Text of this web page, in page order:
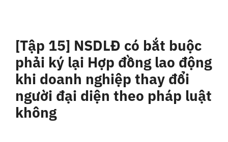
Chia Sẻ Chuyên Môn
Tin tức
Liên Hệ
[Tập 15] NSDLĐ có bắt buộc
phải ký lại Hợp đồng lao động
khi doanh nghiệp thay đổi
người đại diện theo pháp luật
không